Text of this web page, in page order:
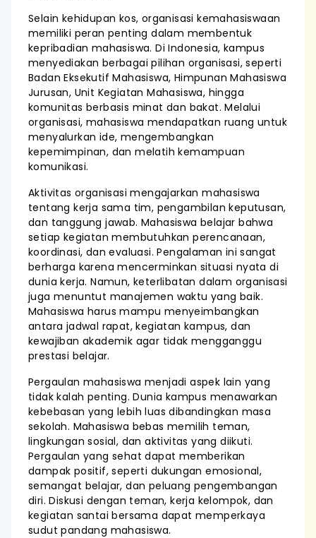
Selain kehidupan kos, organisasi kemahasiswaan
memiliki peran penting dalam membentuk
kepribadian mahasiswa. Di Indonesia, kampus
menyediakan berbagai pilihan organisasi, seperti
Badan Eksekutif Mahasiswa, Himpunan Mahasiswa
Jurusan, Unit Kegiatan Mahasiswa, hingga
komunitas berbasis minat dan bakat. Melalui
organisasi, mahasiswa mendapatkan ruang untuk
menyalurkan ide, mengembangkan
kepemimpinan, dan melatih kemampuan
komunikasi.
Aktivitas organisasi mengajarkan mahasiswa
tentang kerja sama tim, pengambilan keputusan,
dan tanggung jawab. Mahasiswa belajar bahwa
setiap kegiatan membutuhkan perencanaan,
koordinasi, dan evaluasi. Pengalaman ini sangat
berharga karena mencerminkan situasi nyata di
dunia kerja. Namun, keterlibatan dalam organisasi
juga menuntut manajemen waktu yang baik.
Mahasiswa harus mampu menyeimbangkan
antara jadwal rapat, kegiatan kampus, dan
kewajiban akademik agar tidak mengganggu
prestasi belajar.
Pergaulan mahasiswa menjadi aspek lain yang
tidak kalah penting. Dunia kampus menawarkan
kebebasan yang lebih luas dibandingkan masa
sekolah. Mahasiswa bebas memilih teman,
lingkungan sosial, dan aktivitas yang diikuti.
Pergaulan yang sehat dapat memberikan
dampak positif, seperti dukungan emosional,
semangat belajar, dan peluang pengembangan
diri. Diskusi dengan teman, kerja kelompok, dan
kegiatan santai bersama dapat memperkaya
sudut pandang mahasiswa.